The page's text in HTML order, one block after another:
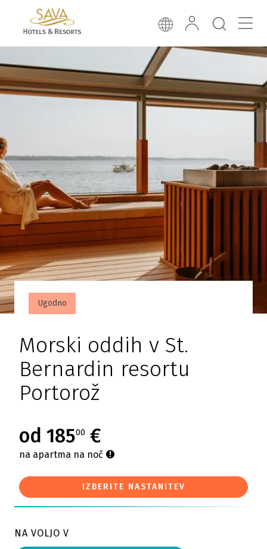
Ugodno
Morski oddih v St.
Bernardin resortu
Portorož
od 18500 €
na apartma na noč
IZBERITE NASTANITEV
NA VOLJO V